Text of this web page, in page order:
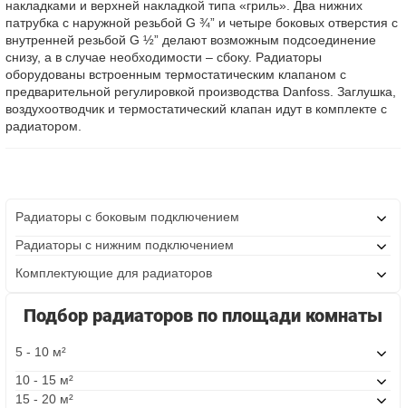
накладками и верхней накладкой типа «гриль». Два нижних
патрубка с наружной резьбой G ¾” и четыре боковых отверстия с
внутренней резьбой G ½” делают возможным подсоединение
снизу, а в случае необходимости – сбоку. Радиаторы
оборудованы встроенным термостатическим клапаном с
предварительной регулировкой производства Danfoss. Заглушка,
воздухоотводчик и термостатический клапан идут в комплекте с
радиатором.
Радиаторы с боковым подключением
Радиаторы с нижним подключением
Комплектующие для радиаторов
Подбор радиаторов по площади комнаты
5 - 10 м²
10 - 15 м²
15 - 20 м²